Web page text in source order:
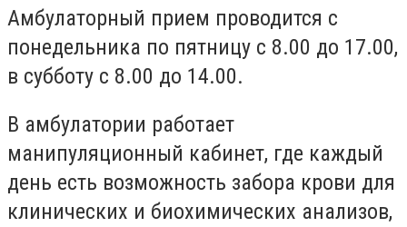
Амбулаторный прием проводится с
понедельника по пятницу с 8.00 до 17.00,
в субботу с 8.00 до 14.00.
В амбулатории работает
манипуляционный кабинет, где каждый
день есть возможность забора крови для
клинических и биохимических анализов,